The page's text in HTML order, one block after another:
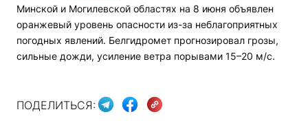
Минской и Могилевской областях на 8 июня объявлен
оранжевый уровень опасности из-за неблагоприятных
погодных явлений. Белгидромет прогнозировал грозы,
сильные дожди, усиление ветра порывами 15–20 м/с.
ПОДЕЛИТЬСЯ: